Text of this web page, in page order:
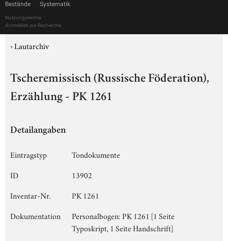
Bestände Systematik
Nutzungsrechte
Anmelden zur Recherche
›Lautarchiv
Tscheremissisch (Russische Föderation),
Erzählung - PK 1261
Detailangaben
Eintragstyp
Tondokumente
ID
13902
Inventar-Nr.
PK 1261
Dokumentation
Personalbogen: PK 1261 [1 Seite
Typoskript, 1 Seite Handschrift]